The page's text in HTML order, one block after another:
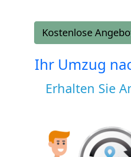
Kostenlose
Ihr Umzug
Erhalten Sie